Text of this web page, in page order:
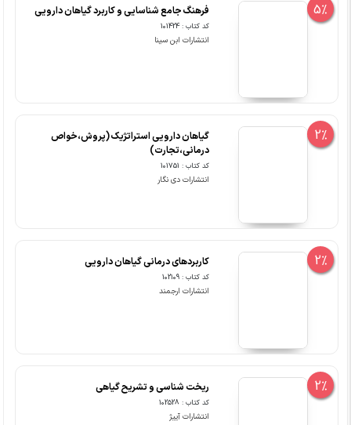
5% فرهنگ جامع شناسایی و کاربرد گیاهان دارویی
کد کتاب : 101424
انتشارات ابن سینا
2%
گیاهان دارویی استراتژیک (پروش،خواص
درمانی،تجارت)
کد کتاب : 101751
انتشارات دی نگار
2% کاربردهای درمانی گیاهان دارویی
کد کتاب : 102109
انتشارات ارجمند
2% ریخت شناسی و تشریح گیاهی
کد کتاب : 102528
انتشارات آییژ